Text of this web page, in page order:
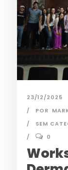
23/12/2025
POR
SEM
0